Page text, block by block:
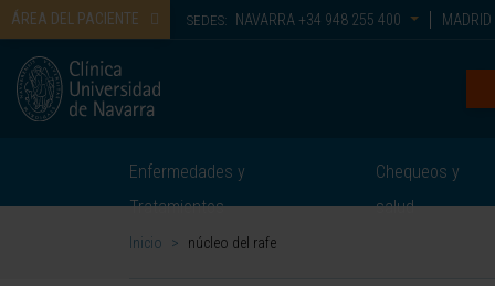
ÁREA DEL PACIENTE SEDES: NAVARRA +34 948 255 400 MADRID
Enfermedades y
Tratamientos
Chequeos y
salud
Inicio > núcleo del rafe